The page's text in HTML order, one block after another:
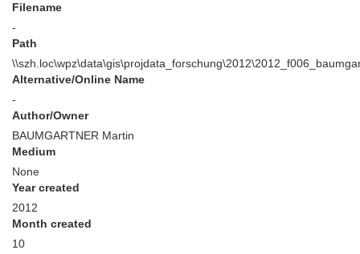
Filename
-
Path
Alternative/Online Name
-
Author/Owner
BAUMGARTNER Martin
Medium
None
Year created
2012
Month created
10